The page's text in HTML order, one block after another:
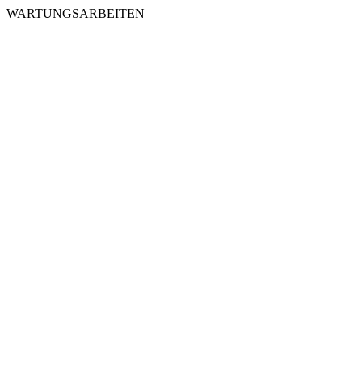
WARTUNGSARBEITEN